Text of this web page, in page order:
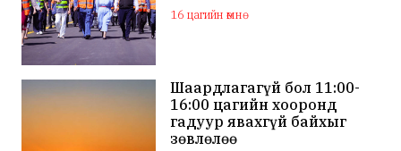
16 цагийн өмнө
Шаардлагагүй бол 11:00-
16:00 цагийн хооронд
гадуур явахгүй байхыг
зөвлөлөө